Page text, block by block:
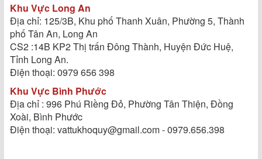
Khu Vực Long An
Địa chỉ: 125/3B, Khu phố Thanh Xuân, Phường 5, Thành
phố Tân An, Long An
CS2 :14B KP2 Thị trấn Đông Thành, Huyện Đức Huệ,
Tỉnh Long An.
Điện thoại: 0979 656 398
Khu Vực Bình Phước
Địa chỉ : 996 Phú Riềng Đỏ, Phường Tân Thiện, Đồng
Xoài, Bình Phước
Điện thoại: vattukhoquy@gmail.com - 0979.656.398